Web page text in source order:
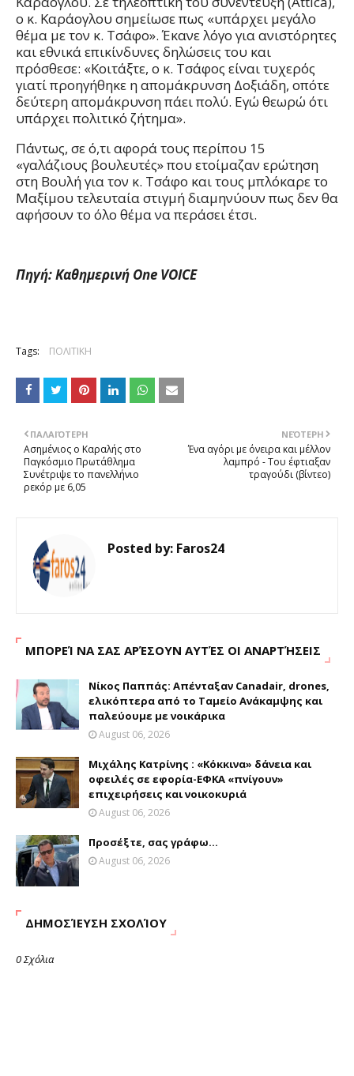
ο κ. Καράογλου σημείωσε πως «υπάρχει μεγάλο
θέμα με τον κ. Τσάφο». Έκανε λόγο για ανιστόρητες
και εθνικά επικίνδυνες δηλώσεις του και
πρόσθεσε: «Κοιτάξτε, ο κ. Τσάφος είναι τυχερός
γιατί προηγήθηκε η απομάκρυνση Δοξιάδη, οπότε
δεύτερη απομάκρυνση πάει πολύ. Εγώ θεωρώ ότι
υπάρχει πολιτικό ζήτημα».
Πάντως, σε ό,τι αφορά τους περίπου 15
«γαλάζιους βουλευτές» που ετοίμαζαν ερώτηση
στη Βουλή για τον κ. Τσάφο και τους μπλόκαρε το
Μαξίμου τελευταία στιγμή διαμηνύουν πως δεν θα
αφήσουν το όλο θέμα να περάσει έτσι.
Πηγή: Καθημερινή One VOICE
Tags: ΠΟΛΙΤΙΚΗ
ΝΕΌΤΕΡΗ
Ένα αγόρι με όνειρα και μέλλον
λαμπρό - Του έφτιαξαν
τραγούδι (βίντεο)
ΠΑΛΑΙΌΤΕΡΗ
Ασημένιος ο Καραλής στο
Παγκόσμιο Πρωτάθλημα
Συνέτριψε το πανελλήνιο
ρεκόρ με 6,05
Posted by: Faros24
ΜΠΟΡΕΊ ΝΑ ΣΑΣ ΑΡΈΣΟΥΝ ΑΥΤΈΣ ΟΙ ΑΝΑΡΤΉΣΕΙΣ
Νίκος Παππάς: Απένταξαν Canadair, drones,
ελικόπτερα από το Ταμείο Ανάκαμψης και
παλεύουμε με νοικάρικα
August 06, 2026
Μιχάλης Κατρίνης : «Κόκκινα» δάνεια και
οφειλές σε εφορία-ΕΦΚΑ «πνίγουν»
επιχειρήσεις και νοικοκυριά
August 06, 2026
Προσέξτε, σας γράφω...
August 06, 2026
ΔΗΜΟΣΊΕΥΣΗ ΣΧΟΛΊΟΥ
0 Σχόλια